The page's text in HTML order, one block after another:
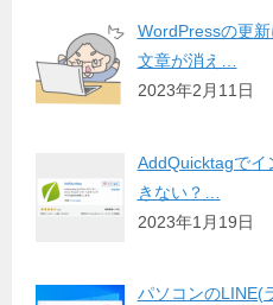
WordPressの更
文章が消え…
2023年2月11日
AddQuicktagでイ
きない？…
2023年1月19日
パソコンのLINE(